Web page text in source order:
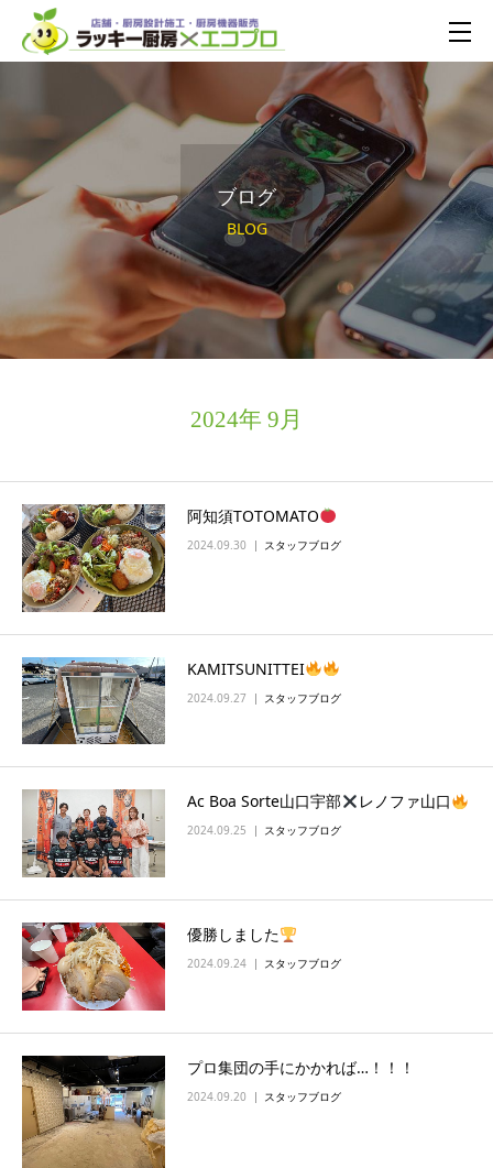
ブログ
BLOG
2024年 9月
阿知須TOTOMATO
2024.09.30 スタッフブログ
KAMITSUNITTEI
2024.09.27 スタッフブログ
Ac Boa Sorte山口宇部 レノファ山口
2024.09.25 スタッフブログ
優勝しました
2024.09.24 スタッフブログ
プロ集団の手にかかれば…！！！
2024.09.20 スタッフブログ